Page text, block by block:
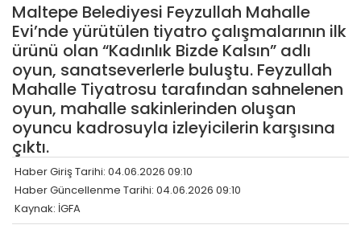
Maltepe Belediyesi Feyzullah Mahalle
Evi’nde yürütülen tiyatro çalışmalarının ilk
ürünü olan “Kadınlık Bizde Kalsın” adlı
oyun, sanatseverlerle buluştu. Feyzullah
Mahalle Tiyatrosu tarafından sahnelenen
oyun, mahalle sakinlerinden oluşan
oyuncu kadrosuyla izleyicilerin karşısına
çıktı.
Haber Giriş Tarihi: 04.06.2026 09:10
Haber Güncellenme Tarihi: 04.06.2026 09:10
Kaynak: İGFA